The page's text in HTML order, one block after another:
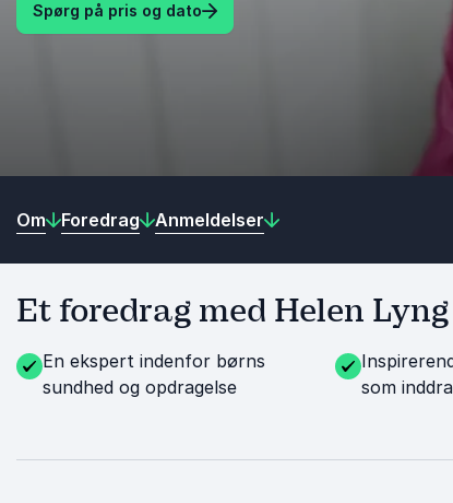
Spørg på pris og dato
Om Foredrag Anmeldelser
Et foredrag med Helen
En ekspert indenfor børns
sundhed og opdragelse
som